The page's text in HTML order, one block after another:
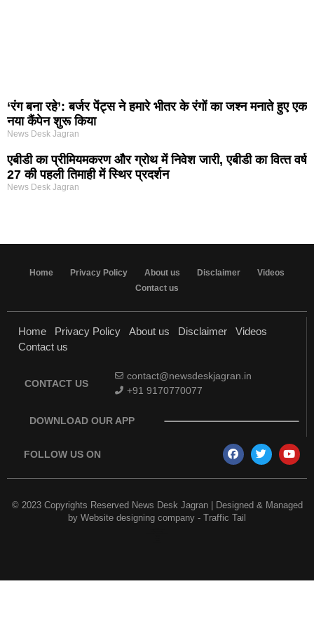
‘रंग बना रहे’: बर्जर पेंट्स ने हमारे भीतर के रंगों का जश्न मनाते हुए एक
नया कैंपेन शुरू किया
News Desk Jagran
एबीडी का प्रीमियमकरण और ग्रोथ में निवेश जारी, एबीडी का वित्‍त वर्ष
27 की पहली तिमाही में स्थिर प्रदर्शन
News Desk Jagran
Home Privacy Policy About us Disclaimer
Videos
Contact us
Home Privacy Policy About us Disclaimer
Videos
Contact us
CONTACT US
contact@newsdeskjagran.in
+91 9170770077
DOWNLOAD OUR APP
FOLLOW US ON
© 2023 Copyrights Reserved News Desk Jagran | Designed & Managed
by Website designing company - Traffic Tail